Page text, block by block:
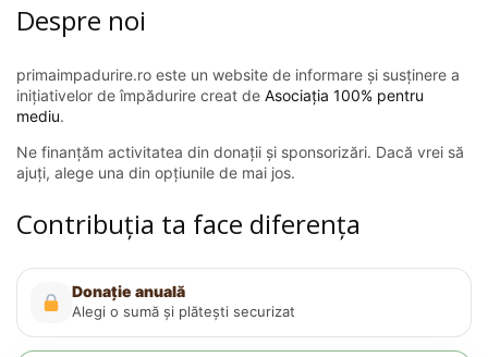
Despre noi
primaimpadurire.ro este un website de informare și susținere a
inițiativelor de împădurire creat de Asociația 100% pentru
mediu.
Ne finanțăm activitatea din donații și sponsorizări. Dacă vrei să
ajuți, alege una din opțiunile de mai jos.
Contribuția ta face diferența
Donație anuală
Alegi o sumă și plătești securizat